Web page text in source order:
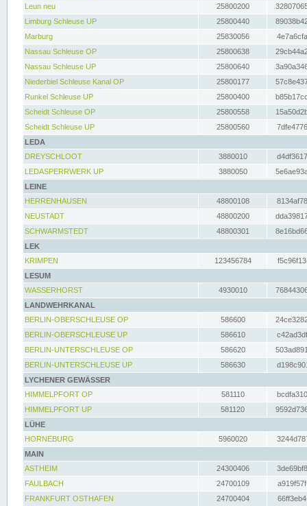
Leun neu
25800200
Limburg Schleuse UP
25800440
Marburg
25830056
Nassau Schleuse OP
25800638
Nassau Schleuse UP
25800640
Niederbiel Schleuse Kanal OP
25800177
Runkel Schleuse UP
25800400
Scheidt Schleuse OP
25800558
Scheidt Schleuse UP
25800560
LEDA
DREYSCHLOOT
3880010
LEDASPERRWERK UP
3880050
LEINE
HERRENHAUSEN
48800108
NEUSTADT
48800200
SCHWARMSTEDT
48800301
LEK
KRIMPEN
123456784
LESUM
WASSERHORST
4930010
LANDWEHRKANAL
BERLIN-OBERSCHLEUSE OP
586600
BERLIN-OBERSCHLEUSE UP
586610
BERLIN-UNTERSCHLEUSE OP
586620
BERLIN-UNTERSCHLEUSE UP
586630
LYCHENER GEWÄSSER
HIMMELPFORT OP
581110
HIMMELPFORT UP
581120
LÜHE
HORNEBURG
5960020
MAIN
ASTHEIM
24300406
FAULBACH
24700109
FRANKFURT OSTHAFEN
24700404